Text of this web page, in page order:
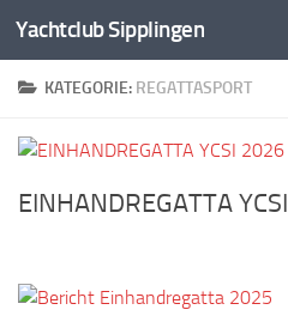
Zum Inhalt springen
Yachtclub Sipplingen
KATEGORIE: REGATTASPORT
EINHANDREGATTA